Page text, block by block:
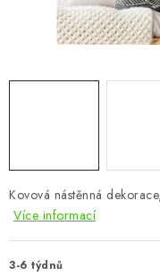
ZAHRADA
OSTATNÍ
VÝPRODEJ
Vše o nákupu
Kovová nástěnná
Více informací
3-6 týdnů